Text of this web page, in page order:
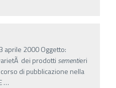
aprile 2000 Oggetto:
dei prodotti sementieri
di pubblicazione nella
…